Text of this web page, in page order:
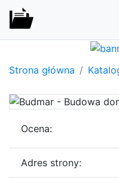
Strona główna
Ocena:
Adres strony: